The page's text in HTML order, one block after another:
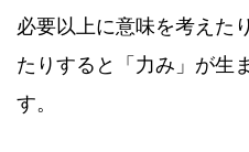
必要以上に意味を考えた
たりすると「力み」が生
す。